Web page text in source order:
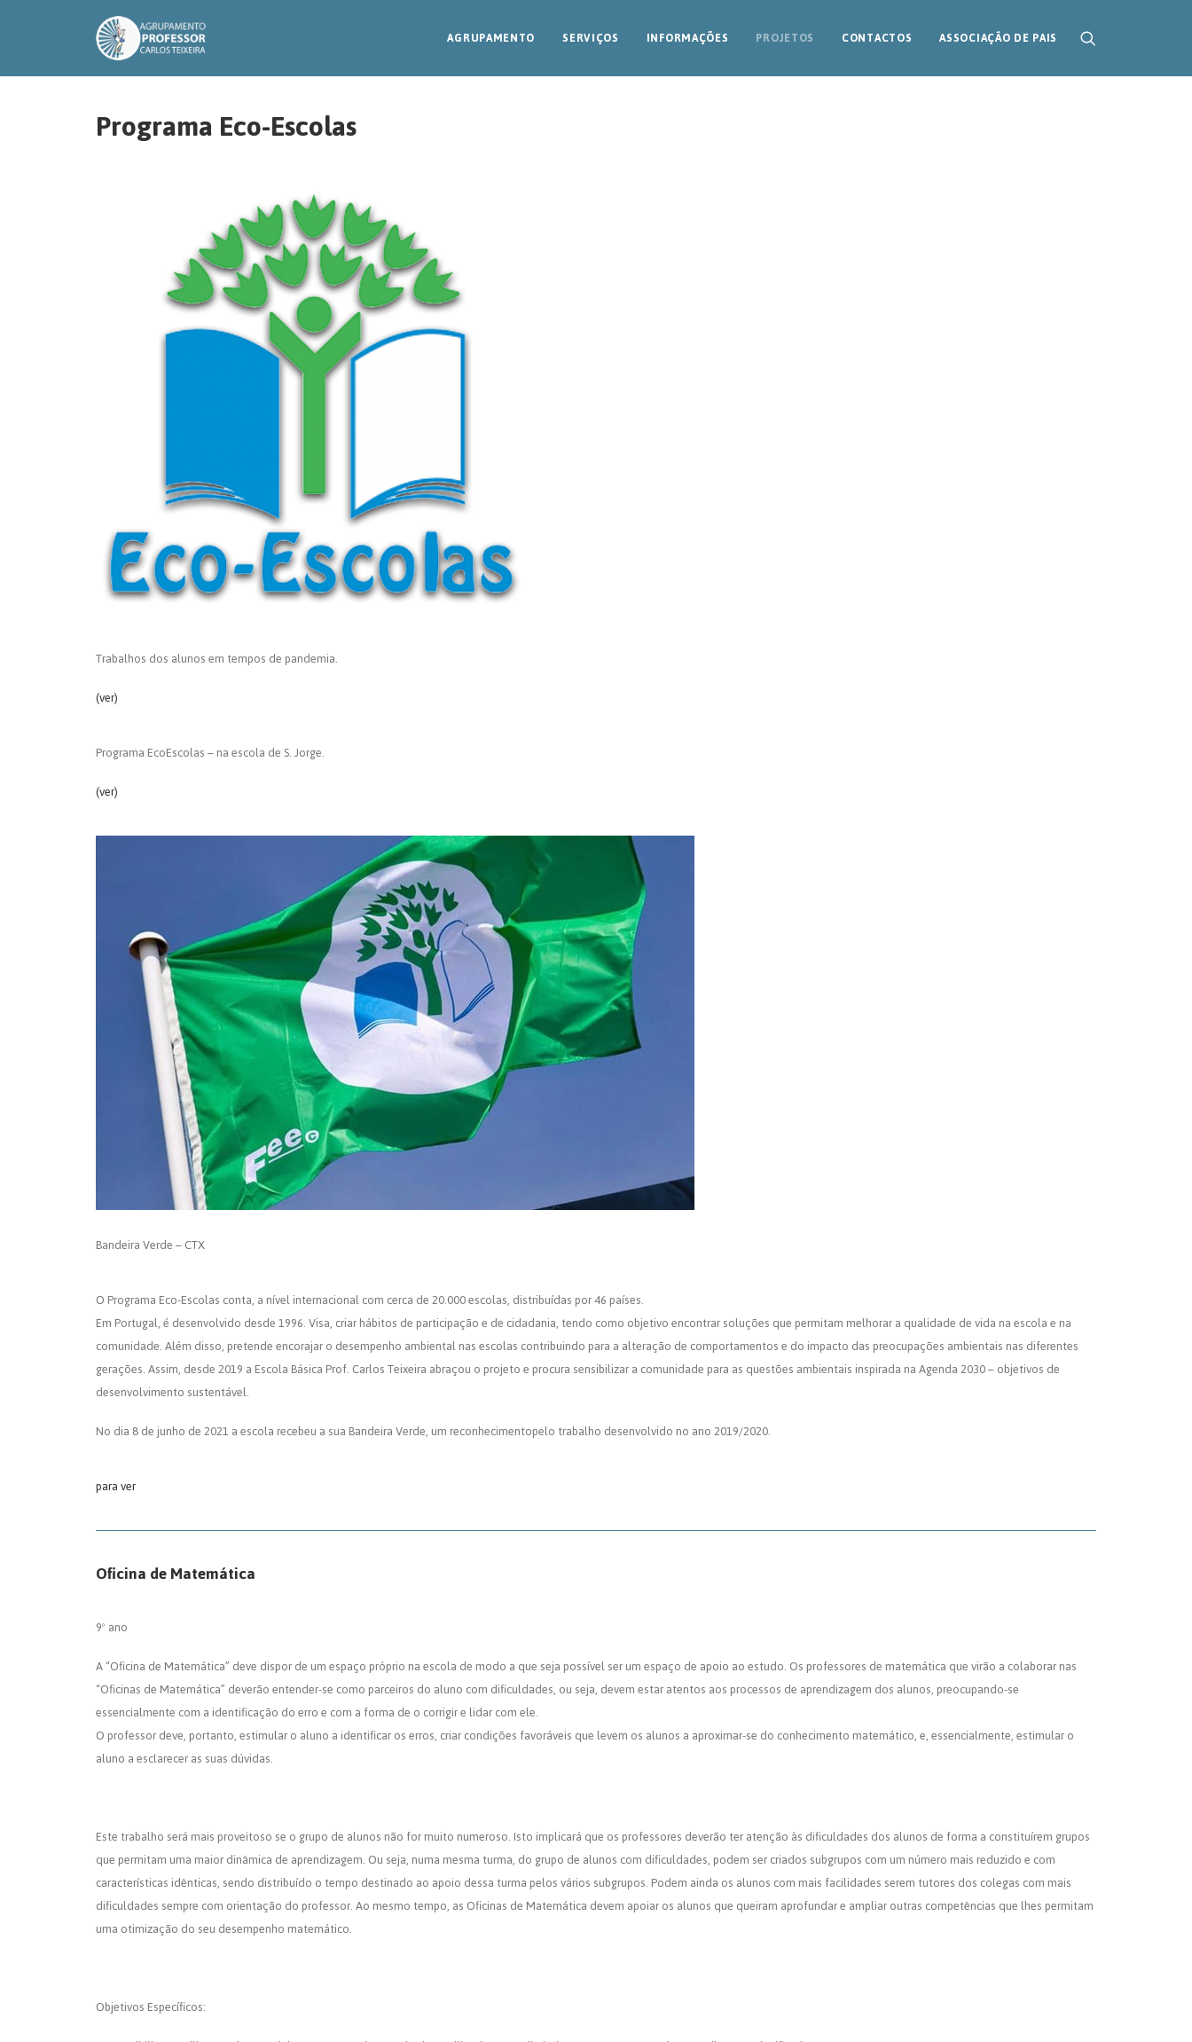
AGRUPAMENTO SERVIÇOS INFORMAÇÕES PROJETOS CONTACTOS ASSOCIAÇÃO DE PAIS
Programa Eco-Escolas
Trabalhos dos alunos em tempos de pandemia.
(ver)
Programa EcoEscolas – na escola de S. Jorge.
(ver)
Bandeira Verde – CTX
O Programa Eco-Escolas conta, a nível internacional com cerca de 20.000 escolas, distribuídas por 46 países.
Em Portugal, é desenvolvido desde 1996. Visa, criar hábitos de participação e de cidadania, tendo como objetivo encontrar soluções que permitam melhorar a qualidade de vida na escola e na
comunidade. Além disso, pretende encorajar o desempenho ambiental nas escolas contribuindo para a alteração de comportamentos e do impacto das preocupações ambientais nas diferentes
gerações. Assim, desde 2019 a Escola Básica Prof. Carlos Teixeira abraçou o projeto e procura sensibilizar a comunidade para as questões ambientais inspirada na Agenda 2030 – objetivos de
desenvolvimento sustentável.
No dia 8 de junho de 2021 a escola recebeu a sua Bandeira Verde, um reconhecimentopelo trabalho desenvolvido no ano 2019/2020.
para ver
Oficina de Matemática
9º ano
A “Oficina de Matemática” deve dispor de um espaço próprio na escola de modo a que seja possível ser um espaço de apoio ao estudo. Os professores de matemática que virão a colaborar nas
“Oficinas de Matemática” deverão entender-se como parceiros do aluno com dificuldades, ou seja, devem estar atentos aos processos de aprendizagem dos alunos, preocupando-se
essencialmente com a identificação do erro e com a forma de o corrigir e lidar com ele.
O professor deve, portanto, estimular o aluno a identificar os erros, criar condições favoráveis que levem os alunos a aproximar-se do conhecimento matemático, e, essencialmente, estimular o
aluno a esclarecer as suas dúvidas.
Este trabalho será mais proveitoso se o grupo de alunos não for muito numeroso. Isto implicará que os professores deverão ter atenção às dificuldades dos alunos de forma a constituírem grupos
que permitam uma maior dinâmica de aprendizagem. Ou seja, numa mesma turma, do grupo de alunos com dificuldades, podem ser criados subgrupos com um número mais reduzido e com
características idênticas, sendo distribuído o tempo destinado ao apoio dessa turma pelos vários subgrupos. Podem ainda os alunos com mais facilidades serem tutores dos colegas com mais
dificuldades sempre com orientação do professor. Ao mesmo tempo, as Oficinas de Matemática devem apoiar os alunos que queiram aprofundar e ampliar outras competências que lhes permitam
uma otimização do seu desempenho matemático.
Objetivos Específicos: